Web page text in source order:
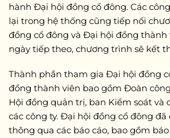
hành Đại hội đồng cổ đông. Các
lại trong hệ thống cũng tiếp nối
đồng cổ đông và Đại hội đồng thành
ngày tiếp theo, chương trình sẽ kết
Thành phần tham gia Đại hội đồng
đồng thành viên bao gồm Đoàn
Hội đồng quản trị, ban Kiểm soát và
các công ty. Đại hội đồng cổ đông đã
thông qua các báo cáo, bao gồm